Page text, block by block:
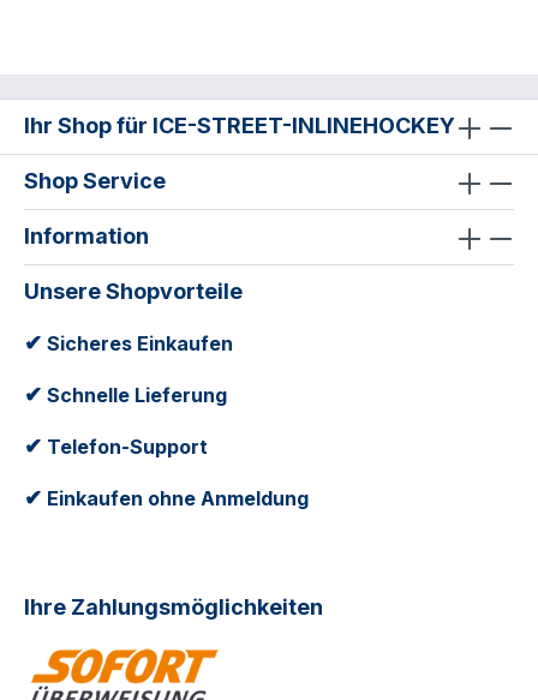
Ihr Shop für ICE-STREET-INLINEHOCKEY
Shop Service
Information
Unsere Shopvorteile
✔ Sicheres Einkaufen
✔ Schnelle Lieferung
✔ Telefon-Support
✔ Einkaufen ohne Anmeldung
Ihre Zahlungsmöglichkeiten